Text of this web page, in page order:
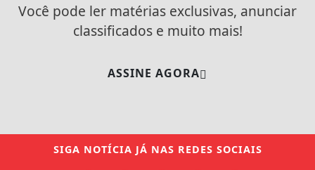
Você pode ler matérias exclusivas, anunciar
classificados e muito mais!
ASSINE AGORA
SIGA NOTÍCIA JÁ NAS REDES SOCIAIS